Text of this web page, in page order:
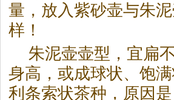
量，放入紫砂壶与朱
样！
朱泥壶壶型，宜扁
身高，或成球状、饱
利条索状茶种，原因